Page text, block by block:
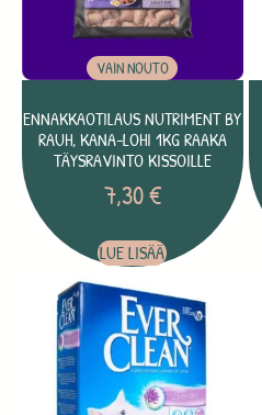
VAIN NOUTO
ENNAKKAOTILAUS NUTRIMENT BY
RAUH, KANA-LOHI 1KG RAAKA
TÄYSRAVINTO KISSOILLE
7,30€
LUE LISÄÄ